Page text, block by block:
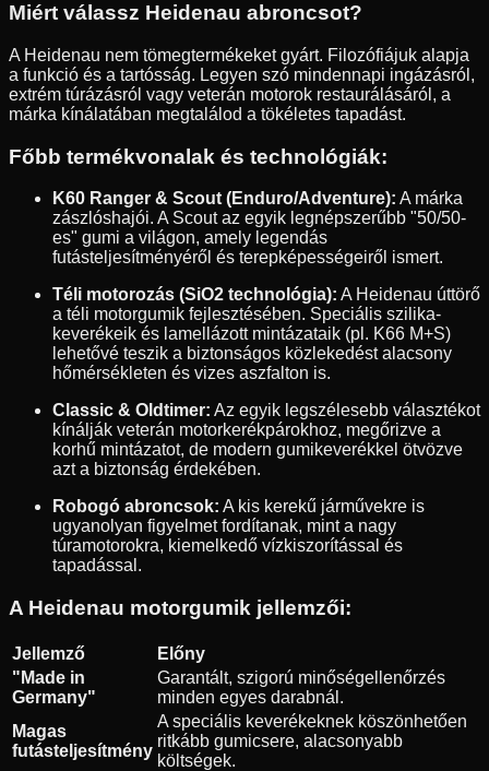
Miért válassz Heidenau abroncsot?
A Heidenau nem tömegtermékeket gyárt. Filozófiájuk alapja
a funkció és a tartósság. Legyen szó mindennapi ingázásról,
extrém túrázásról vagy veterán motorok restaurálásáról, a
márka kínálatában megtalálod a tökéletes tapadást.
Főbb termékvonalak és technológiák:
K60 Ranger & Scout (Enduro/Adventure): A márka
zászlóshajói. A Scout az egyik legnépszerűbb "50/50-
es" gumi a világon, amely legendás
futásteljesítményéről és terepképességeiről ismert.
Téli motorozás (SiO2 technológia): A Heidenau úttörő
a téli motorgumik fejlesztésében. Speciális szilika-
keverékeik és lamellázott mintázataik (pl. K66 M+S)
lehetővé teszik a biztonságos közlekedést alacsony
hőmérsékleten és vizes aszfalton is.
Classic & Oldtimer: Az egyik legszélesebb választékot
kínálják veterán motorkerékpárokhoz, megőrizve a
korhű mintázatot, de modern gumikeverékkel ötvözve
azt a biztonság érdekében.
Robogó abroncsok: A kis kerekű járművekre is
ugyanolyan figyelmet fordítanak, mint a nagy
túramotorokra, kiemelkedő vízkiszorítással és
tapadással.
A Heidenau motorgumik jellemzői:
Jellemző
Előny
"Made in
Germany"
Garantált, szigorú minőségellenőrzés
minden egyes darabnál.
Magas
futásteljesítmény
A speciális keverékeknek köszönhetően
ritkább gumicsere, alacsonyabb
költségek.